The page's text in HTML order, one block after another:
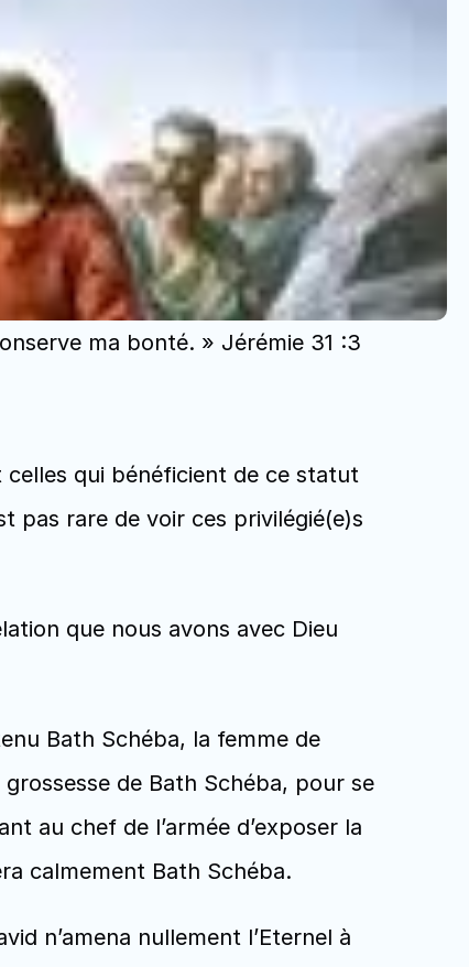
ma bonté. » Jérémie 31 :3
celles qui bénéficient de ce statut
pas rare de voir ces privilégié(e)s
que nous avons avec Dieu
Bath Schéba, la femme de
de Bath Schéba, pour se
au chef de l’armée d’exposer la
calmement Bath Schéba.
n’amena nullement l’Eternel à